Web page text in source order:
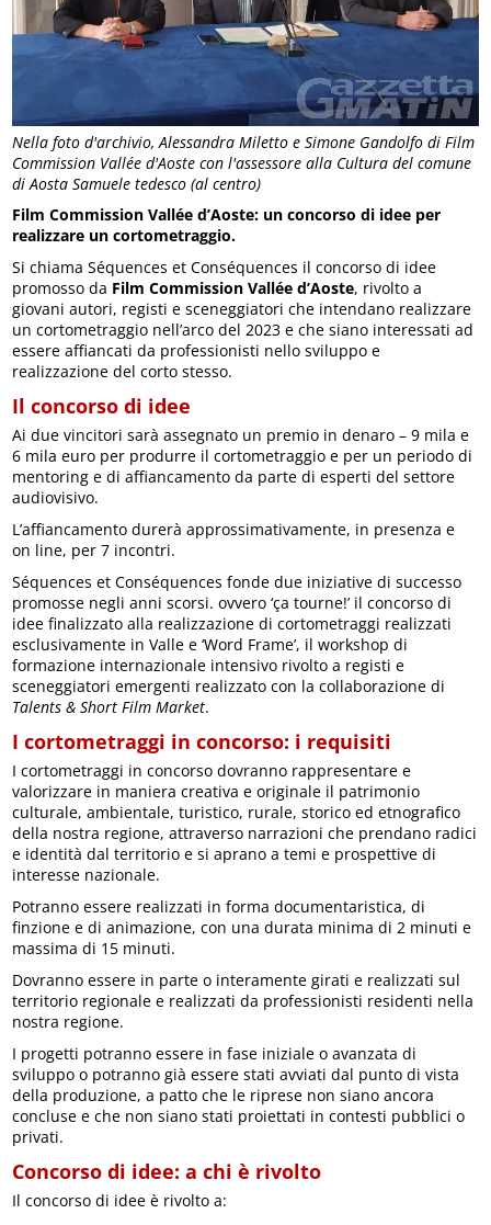
Nella foto d'archivio, Alessandra Miletto e Simone Gandolfo di Film
Commission Vallée d'Aoste con l'assessore alla Cultura del comune
di Aosta Samuele tedesco (al centro)
Film Commission Vallée d’Aoste: un concorso di idee per
realizzare un cortometraggio.
Si chiama Séquences et Conséquences il concorso di idee
promosso da Film Commission Vallée d’Aoste, rivolto a
giovani autori, registi e sceneggiatori che intendano realizzare
un cortometraggio nell’arco del 2023 e che siano interessati ad
essere affiancati da professionisti nello sviluppo e
realizzazione del corto stesso.
Il concorso di idee
Ai due vincitori sarà assegnato un premio in denaro – 9 mila e
6 mila euro per produrre il cortometraggio e per un periodo di
mentoring e di affiancamento da parte di esperti del settore
audiovisivo.
L’affiancamento durerà approssimativamente, in presenza e
on line, per 7 incontri.
Séquences et Conséquences fonde due iniziative di successo
promosse negli anni scorsi. ovvero ‘ça tourne!’ il concorso di
idee finalizzato alla realizzazione di cortometraggi realizzati
esclusivamente in Valle e ‘Word Frame’, il workshop di
formazione internazionale intensivo rivolto a registi e
sceneggiatori emergenti realizzato con la collaborazione di
Talents & Short Film Market.
I cortometraggi in concorso: i requisiti
I cortometraggi in concorso dovranno rappresentare e
valorizzare in maniera creativa e originale il patrimonio
culturale, ambientale, turistico, rurale, storico ed etnografico
della nostra regione, attraverso narrazioni che prendano radici
e identità dal territorio e si aprano a temi e prospettive di
interesse nazionale.
Potranno essere realizzati in forma documentaristica, di
finzione e di animazione, con una durata minima di 2 minuti e
massima di 15 minuti.
Dovranno essere in parte o interamente girati e realizzati sul
territorio regionale e realizzati da professionisti residenti nella
nostra regione.
I progetti potranno essere in fase iniziale o avanzata di
sviluppo o potranno già essere stati avviati dal punto di vista
della produzione, a patto che le riprese non siano ancora
concluse e che non siano stati proiettati in contesti pubblici o
privati.
Concorso di idee: a chi è rivolto
Il concorso di idee è rivolto a: